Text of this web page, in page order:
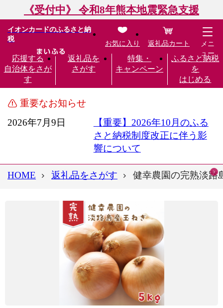
《受付中》 令和8年熊本地震緊急支援
イオンカードのふるさと納
税
応援する
自治体をさが
す
返礼品を
さがす
特集・
キャンペーン
ふるさと納税
を
はじめる
お気に入り 返礼品カート
メニ
ュー
重要なお知らせ
2026年7月9日
【重要】2026年10月のふる
さと納税制度改正に伴う影
響について
HOME 返礼品をさがす 健幸農園の完熟淡